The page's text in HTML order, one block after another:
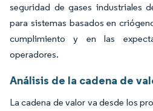
seguridad de gases industriales
para sistemas basados en
cumplimiento y en las
operadores.
Análisis de la cadena de
La cadena de valor va desde los